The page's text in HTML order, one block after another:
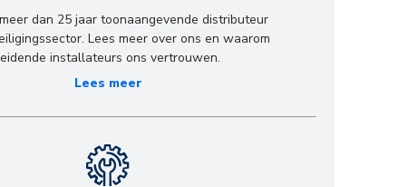
dan 25 jaar toonaangevende distributeur
Lees meer over ons en waarom
installateurs ons vertrouwen.
Lees meer